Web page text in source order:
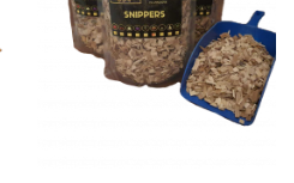
aan
verlanglijst